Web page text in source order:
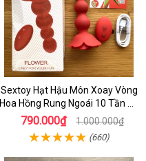
Sextoy Hạt Hậu Môn Xoay Vòng
Hoa Hồng Rung Ngoái 10 Tần Số
Cực Mạnh - Dồ Chơi Hậu Môn
790.000₫ 1.000.000₫
(660)